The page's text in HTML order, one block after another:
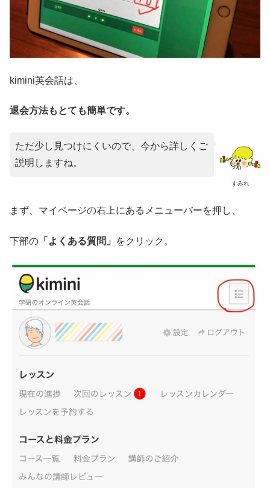
kimini英会話は、
退会方法もとても簡単です。
すみれ
ただ少し見つけにくいので、今から詳しくご
説明しますね。
まず、マイページの右上にあるメニューバーを押し、
下部の 「よくある質問」 をクリック。